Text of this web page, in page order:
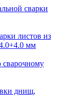
сварки
листов из
мм
сварочному
днищ,